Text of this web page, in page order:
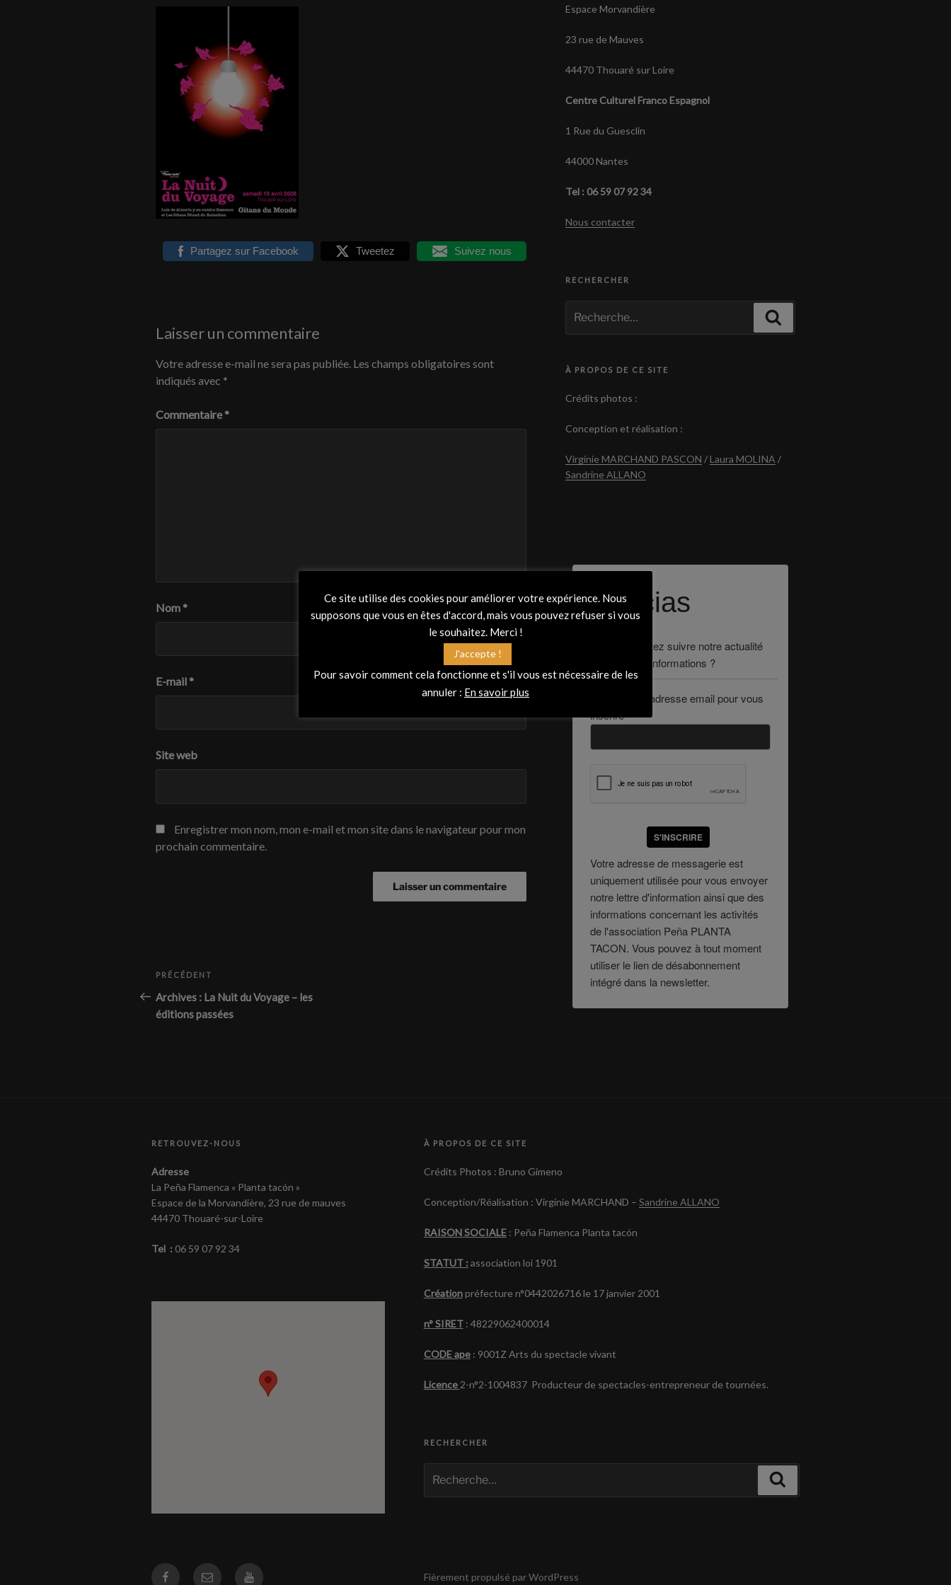
Partagez sur Facebook Tweetez Suivez nous
Laisser un commentaire
Votre adresse e-mail ne sera pas publiée. Les champs obligatoires sont
indiqués avec *
Commentaire*
Nom *
E-mail *
Site web
Enregistrer mon nom, mon e-mail et mon site dans le navigateur pour mon
prochain commentaire.
Navigation
de
l’article
Article
précédent
PRÉCÉDENT
Archives : La Nuit du Voyage – les
éditions passées
Espace Morvandière
23 rue de Mauves
44470 Thouaré sur Loire
Centre Culturel Franco Espagnol
1 Rue du Guesclin
44000 Nantes
Tel : 06 59 07 92 34
Nous contacter
RECHERCHER
pour
À PROPOS DE CE SITE
Crédits photos :
Conception et réalisation :
Virginie MARCHAND PASCON / Laura MOLINA /
Sandrine ALLANO
Noticias
Vous souhaitez suivre notre actualité
et avoir des informations ?
Entrez votre adresse email pour vous
inscrire*
S'INSCRIRE
Votre adresse de messagerie est
uniquement utilisée pour vous envoyer
notre lettre d'information ainsi que des
informations concernant les activités
de l'association Peña PLANTA
TACON. Vous pouvez à tout moment
utiliser le lien de désabonnement
intégré dans la newsletter.
RETROUVEZ-NOUS
Adresse
La Peña Flamenca « Planta tacón »
Espace de la Morvandière, 23 rue de mauves
44470 Thouaré-sur-Loire
Tel : 06 59 07 92 34
À PROPOS DE CE SITE
Crédits Photos : Bruno Gimeno
Conception/Réalisation : Virginie MARCHAND – Sandrine ALLANO
RAISON SOCIALE: Peña Flamenca Planta tacón
STATUT : association loi 1901
Créationpréfecture n°0442026716 le 17 janvier 2001
n° SIRET: 48229062400014
CODE ape: 9001Z Arts du spectacle vivant
Licence 2-n°2-1004837 Producteur de spectacles-entrepreneur de tournées.
RECHERCHER
pour
FacebookCourriel Youtube Fièrement propulsé par WordPress
Ce site utilise des cookies pour améliorer votre expérience. Nous
supposons que vous en êtes d'accord, mais vous pouvez refuser si vous
le souhaitez. Merci !
J'accepte !
Pour savoir comment cela fonctionne et s'il vous est nécessaire de les
annuler : En savoir plus